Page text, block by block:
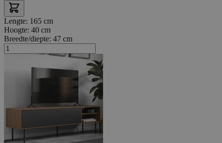
Lengte: 165 cm
Hoogte: 40 cm
Breedte/diepte: 47 cm